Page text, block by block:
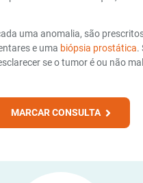
uma anomalia, são
e uma biópsia prostática.
se o tumor é ou não
MARCAR CONSULTA